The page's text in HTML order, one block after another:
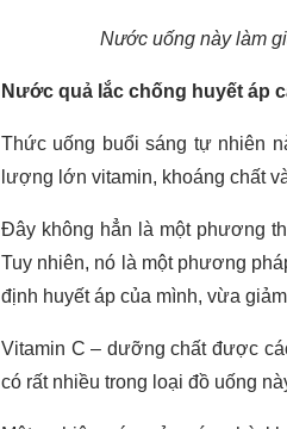
Nước uống này làm
Nước quả lắc chống huyết áp
Thức uống buổi sáng tự nhiên
lượng lớn vitamin, khoáng chất
Đây không hẳn là một phương
Tuy nhiên, nó là một phương
định huyết áp của mình, vừa
Vitamin C – dưỡng chất được
có rất nhiều trong loại đồ uống